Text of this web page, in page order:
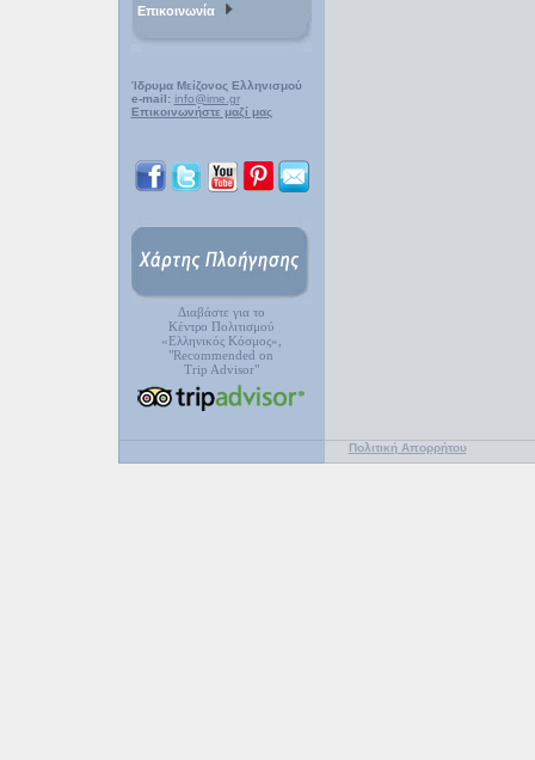
Επικοινωνία
Ίδρυμα Μείζονος Ελληνισμού
e-mail: info@ime.gr
Επικοινωνήστε μαζί μας
Διαβάστε για το
Κέντρο Πολιτισμού
«Ελληνικός Κόσμος»,
"Recommended on
Trip Advisor"
Πολιτική Απορρήτου